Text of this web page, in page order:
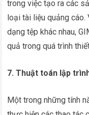
trong việc tạo ra các
loại tài liệu quảng cáo.
dạng tệp khác nhau,
quả trong quá trình
7. Thuật toán lập
Một trong những tính